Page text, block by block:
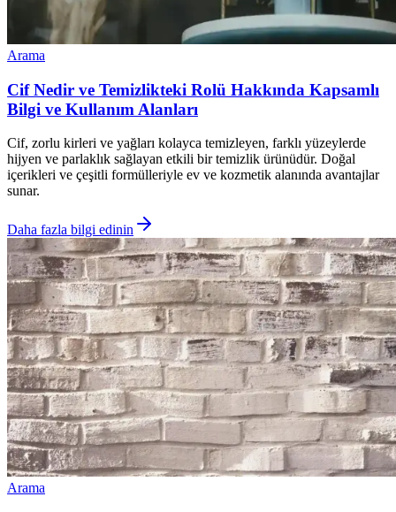
Arama
Cif Nedir ve Temizlikteki Rolü Hakkında Kapsamlı
Bilgi ve Kullanım Alanları
Cif, zorlu kirleri ve yağları kolayca temizleyen, farklı yüzeylerde
hijyen ve parlaklık sağlayan etkili bir temizlik ürünüdür. Doğal
içerikleri ve çeşitli formülleriyle ev ve kozmetik alanında avantajlar
sunar.
Daha fazla bilgi edinin
Arama